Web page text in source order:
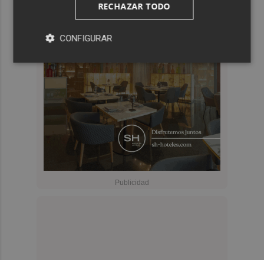
RECHAZAR TODO
CONFIGURAR